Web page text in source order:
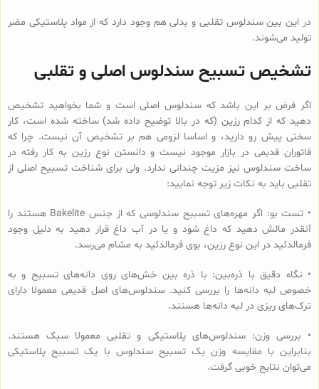
در این بین سندلوس تقلبی و بدلی هم وجود دارد که از مواد پلاستیکی مضر
تولید می‌شوند.
تشخیص تسبیح سندلوس اصلی و تقلبی
اگر فرض بر این باشد که سندلوس اصلی است و شما بخواهید تشخیص
دهید که از کدام رزین (که در بالا توضیح داده شد) ساخته شده است، کار
سختی پیش رو دارید، و اساسا لزومی هم بر تشخیص آن نیست. چرا که
فاتوران قدیمی در بازار موجود نیست و دانستن نوع رزین به کار رفته در
ساخت سندلوس نیز مزیت چندانی ندارد. ولی برای شناخت تسبیح اصلی از
تقلبی باید به نکات زیر توجه نمایید:
• تست بو: اگر مهره‌های تسبیح‌ سندلوسی که از جنس Bakelite هستند را
آنقدر مالش دهید که داغ شود و یا در آب داغ قرار دهید به دلیل وجود
فرمالدئید در این نوع رزین، بوی فرمالدئید به مشام می‌رسد.
• نگاه دقیق با ذره‌بین: با ذره بین خش‌های روی دانه‌های تسبیح و به
خصوص لبه دانه‌ها را بررسی کنید. سندلوس‌های اصل قدیمی معمولا دارای
ترک‌های ریزی در لبه دانه‌ها هستند.
• بررسی وزن: سندلوس‌های پلاستیکی و تقلبی معمولا سبک هستند.
بنابراین با مقایسه وزن یک تسبیح سندلوس با یک تسبیح پلاستیکی
می‌توان نتایج خوبی گرفت.